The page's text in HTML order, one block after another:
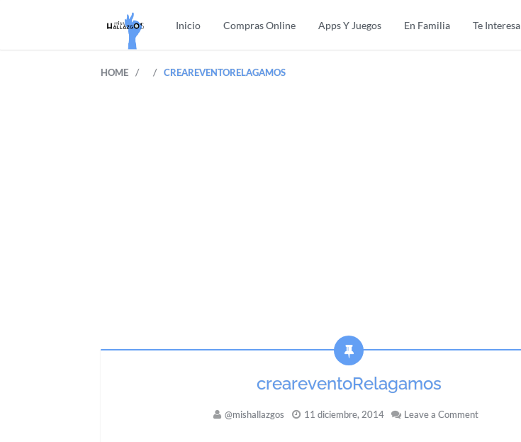
Inicio Compras Online Apps Y Juegos En Familia Te Interesa
HOME / / CREAREVENTORELAGAMOS
creareventoRelagamos
@mishallazgos 11 diciembre, 2014 Leave a Comment